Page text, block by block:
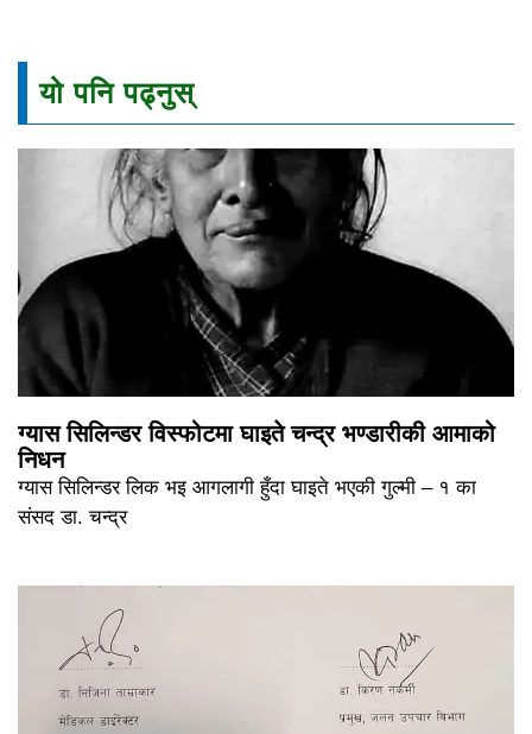
यो पनि पढ्नुस्
ग्यास सिलिन्डर विस्फोटमा घाइते चन्द्र भण्डारीकी आमाको
निधन
ग्यास सिलिन्डर लिक भइ आगलागी हुँदा घाइते भएकी गुल्मी – १ का
संसद डा. चन्द्र